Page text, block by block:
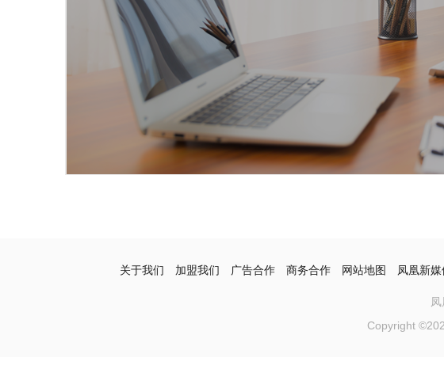
关于我们 加盟我们 广告合作 商务合作 网站地图 凤凰新
Copyright